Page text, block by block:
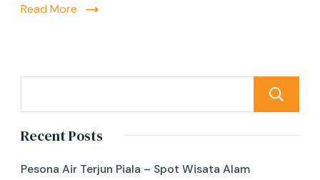
Read More
Recent Posts
Pesona Air Terjun Piala – Spot Wisata Alam